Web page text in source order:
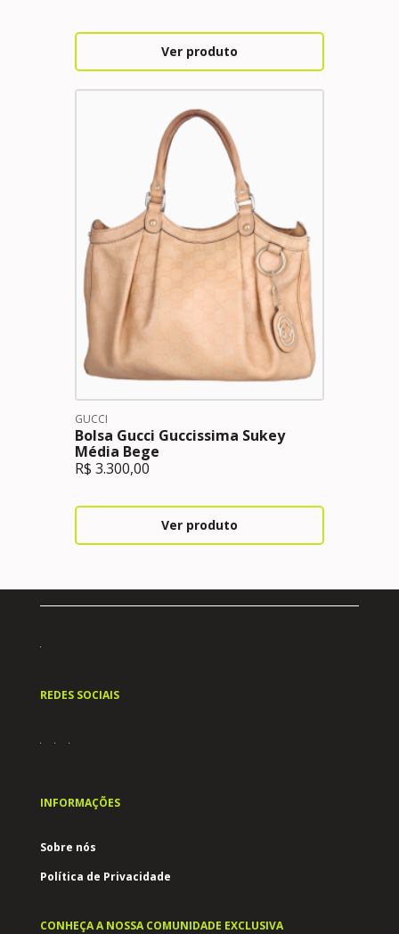
Ver produto
GUCCI
Bolsa Gucci Guccissima Sukey
Média Bege
R$ 3.300,00
Ver produto
REDES SOCIAIS
INFORMAÇÕES
Sobre nós
Política de Privacidade
CONHEÇA A NOSSA COMUNIDADE EXCLUSIVA